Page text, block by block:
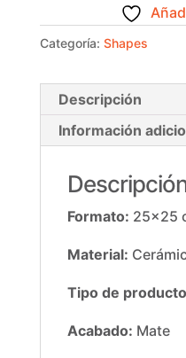
Categoría: Shapes
Descripción
Información
Formato: 25×25
Material:
Tipo de
Acabado: Mate